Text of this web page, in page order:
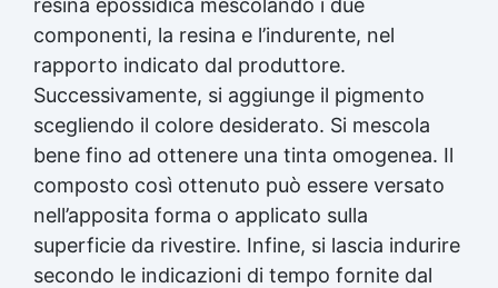
componenti, la resina e l’indurente, nel
rapporto indicato dal produttore.
Successivamente, si aggiunge il pigmento
scegliendo il colore desiderato. Si mescola
bene fino ad ottenere una tinta omogenea. Il
composto così ottenuto può essere versato
nell’apposita forma o applicato sulla
superficie da rivestire. Infine, si lascia indurire
secondo le indicazioni di tempo fornite dal